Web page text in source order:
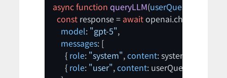
asyncfunction queryLLM(userQuestion
const response = await openai.chat
model: "gpt-5",
messages: [
      {
role: "system", content: systemPrompt },
      {
role: "user", content: userQuestion }